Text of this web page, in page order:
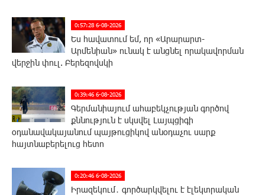
0:57:28 6-08-2026
Ես հավատում եմ, որ «Արարարտ-
Արմենիան» ունակ է անցնել որակավորման
վերջին փուլ. Բերեզովսկի
0:39:46 6-08-2026
Գերմանիայում ահաբեկչության գործով
քննություն է սկսվել Լայպցիգի
օդանավակայանում պայթուցիկով անօդաչու սարք
հայտնաբերելուց հետո
0:20:46 6-08-2026
Իրազեկում․ գործարկվելու է էլեկտրական